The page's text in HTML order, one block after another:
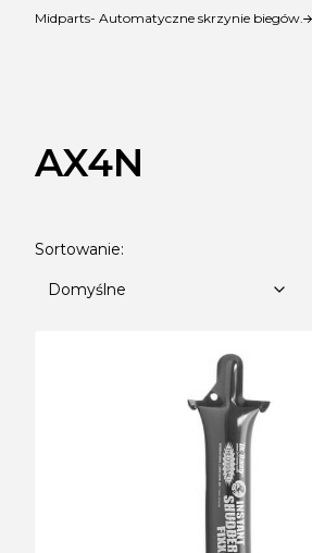
Midparts- Automatyczne skrzynie biegów.
AX4N
Lista produktów
Sortowanie:
Domyślne